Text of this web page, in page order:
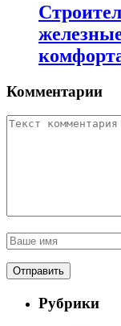
Комментарии
Рубрики